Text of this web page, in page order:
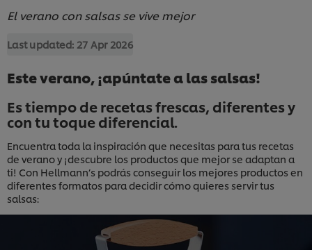
El verano con salsas se vive mejor
Last updated: 27 Apr 2026
Este verano, ¡apúntate a las salsas!
Es tiempo de recetas frescas, diferentes y
con tu toque diferencial.
Encuentra toda la inspiración que necesitas para tus recetas
de verano y ¡descubre los productos que mejor se adaptan a
ti! Con Hellmann’s podrás conseguir los mejores productos en
diferentes formatos para decidir cómo quieres servir tus
salsas: